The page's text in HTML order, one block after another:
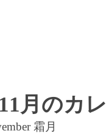
月のカ
霜月